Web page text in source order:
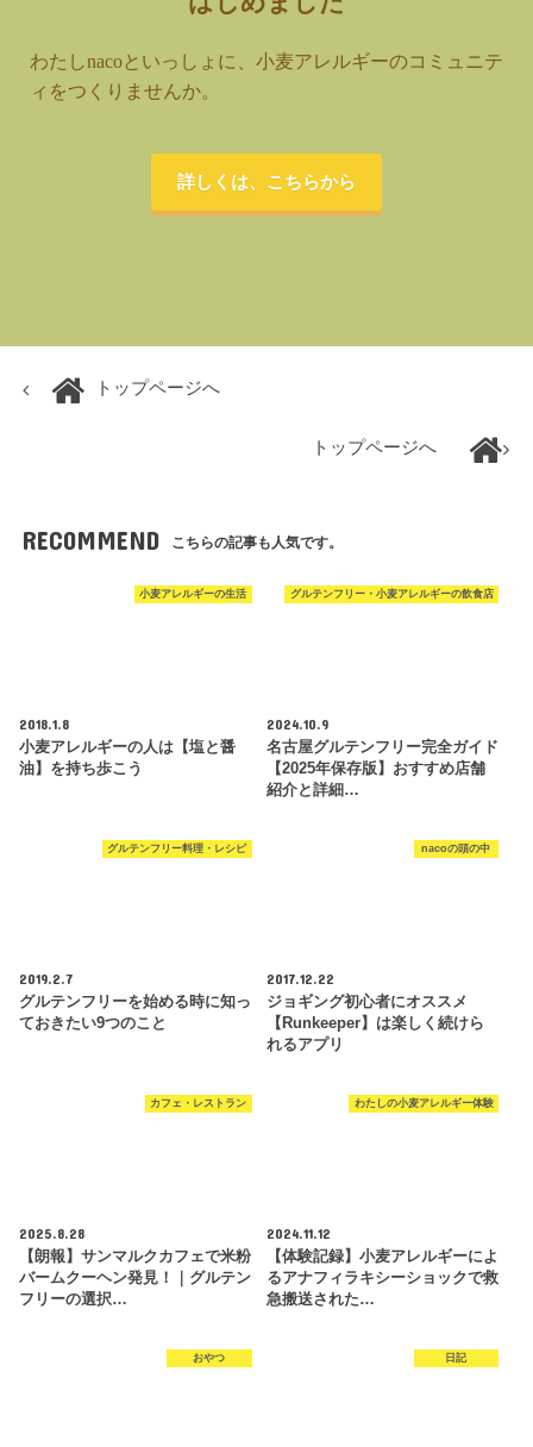
わたしnacoといっしょに、小麦アレルギーのコミュニテ
ィをつくりませんか。
詳しくは、こちらから
トップページへ
トップページへ
RECOMMEND こちらの記事も人気です。
小麦アレルギーの生活
2018.1.8
小麦アレルギーの人は【塩と醤
油】を持ち歩こう
グルテンフリー・小麦アレルギーの飲食店
2024.10.9
名古屋グルテンフリー完全ガイド
【2025年保存版】おすすめ店舗
紹介と詳細…
グルテンフリー料理・レシピ
2019.2.7
グルテンフリーを始める時に知っ
ておきたい9つのこと
nacoの頭の中
2017.12.22
ジョギング初心者にオススメ
【Runkeeper】は楽しく続けら
れるアプリ
カフェ・レストラン
2025.8.28
【朗報】サンマルクカフェで米粉
バームクーヘン発見！｜グルテン
フリーの選択…
わたしの小麦アレルギー体験
2024.11.12
【体験記録】小麦アレルギーによ
るアナフィラキシーショックで救
急搬送された…
おやつ 日記